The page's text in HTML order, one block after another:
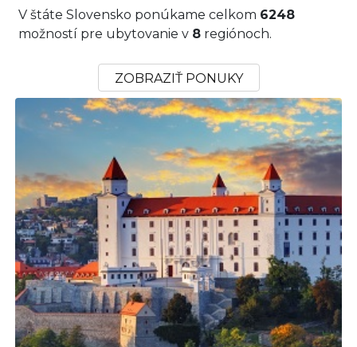
V štáte Slovensko ponúkame celkom 6248
možností pre ubytovanie v 8 regiónoch.
ZOBRAZIŤ PONUKY